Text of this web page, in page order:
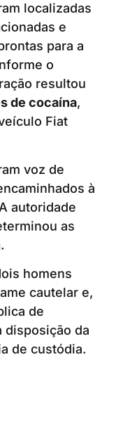
localizadas
e
para a
o
resultou
de cocaína,
Fiat
voz de
à
autoridade
as
homens
cautelar e,
de
disposição da
de custódia.